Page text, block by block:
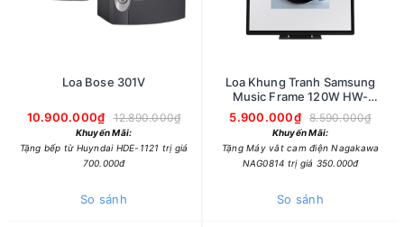
Loa Bose 301V
10.900.000₫ 12.890.000₫
Khuyến Mãi:
Tặng bếp từ Huyndai HDE-1121 trị giá
700.000đ
So sánh
Loa Khung Tranh Samsung
Music Frame 120W HW-
LS60D/XV
5.900.000₫ 8.590.000₫
Khuyến Mãi:
Tặng Máy vắt cam điện Nagakawa
NAG0814 trị giá 350.000đ
So sánh